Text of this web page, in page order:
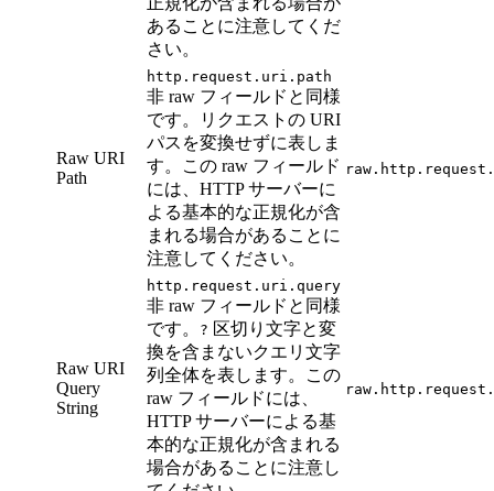
あることに注意してくだ
さい。
Raw URI
Path
http.request.uri.path
非 raw フィールドと同様
です。リクエストの URI
パスを変換せずに表しま
す。この raw フィールド
には、HTTP サーバーに
よる基本的な正規化が含
まれる場合があることに
注意してください。
Raw URI
Query
String
http.request.uri.query
非 raw フィールドと同様
です。
? 区切り文字と変
換を含まないクエリ文字
列全体を表します。この
raw フィールドには、
HTTP サーバーによる基
本的な正規化が含まれる
場合があることに注意し